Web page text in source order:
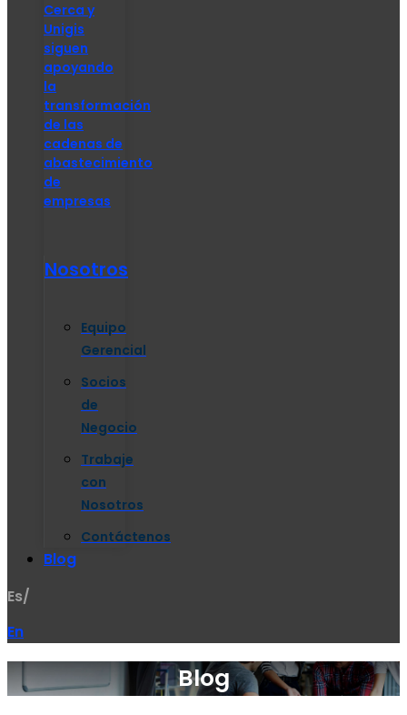
Cerca y
Unigis
siguen
apoyando
la
transformación
de las
cadenas de
abastecimiento
de
empresas
Nosotros
Equipo
Gerencial
Socios
de
Negocio
Trabaje
con
Nosotros
Contáctenos
Blog
Es/
En
Blog